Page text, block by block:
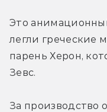
Это
легли греческие
парень Херон,
Зевс.
За производство